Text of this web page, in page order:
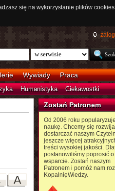
się na wykorzystanie plików
Wywiady Praca
Humanistyka Ciekawostki
A
Zostań Patronem
Od 2006 roku
naukę. Chcemy się
dostarczać naszym
jeszcze więcej
treści wysokiej jakości.
postanowiliśmy poprosić o
wsparcie. Zostań naszym
Patronem i pomóż nam
KopalnięWiedzy.